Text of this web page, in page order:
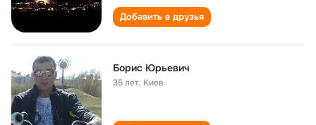
Добавить в друзья
Борис Юрьевич
35 лет, Киев